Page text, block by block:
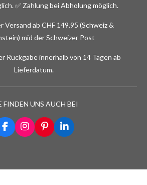
✅ Zahlung bei Abholung möglich.
Versand ab CHF 149.95 (Schweiz &
mid der Schweizer Post
Rückgabe innerhalb von 14 Tagen ab
Lieferdatum.
FINDEN UNS AUCH BEI
F
a
I
n
P
i
L
i